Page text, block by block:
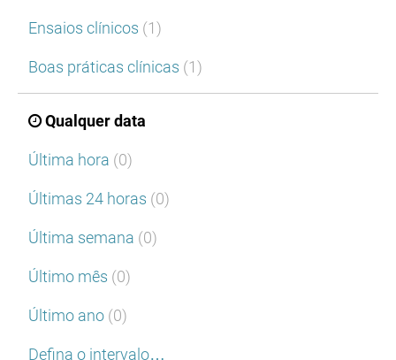
Ensaios clínicos (1)
Boas práticas clínicas (1)
Qualquer data
Última hora (0)
Últimas 24 horas (0)
Última semana (0)
Último mês (0)
Último ano (0)
Defina o intervalo…